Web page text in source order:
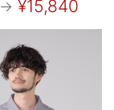
→ ¥15,840